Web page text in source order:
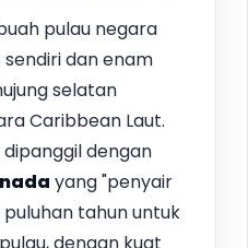
pulau negara
sendiri dan enam
selatan
Caribbean Laut.
dipanggil dengan
yang "penyair
tahun untuk